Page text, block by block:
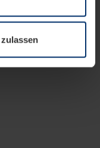
Sie jederzeit
ändern oder